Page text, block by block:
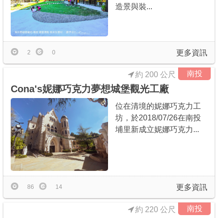
商家合作
推薦景點
討論區
聯絡我們
APP下載
造景與裝...
更多資訊
2 0
南投
約 200 公尺
Cona's妮娜巧克力夢想城堡觀光工廠
位在清境的妮娜巧克力工
坊，於2018/07/26在南投
埔里新成立妮娜巧克力...
更多資訊
86 14
南投
約 220 公尺